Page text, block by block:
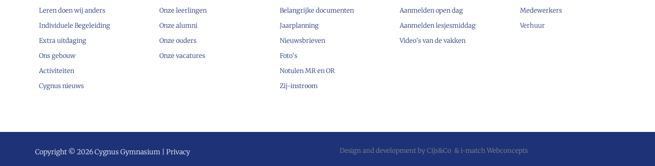
Leren doen wij anders
Individuele Begeleiding
Extra uitdaging
Ons gebouw
Activiteiten
Cygnus nieuws
Onze leerlingen
Onze alumni
Onze ouders
Onze vacatures
Belangrijke documenten
Jaarplanning
Nieuwsbrieven
Foto’s
Notulen MR en OR
Zij-instroom
Aanmelden open dag
Aanmelden lesjesmiddag
Video’s van de vakken
Medewerkers
Verhuur
Copyright © 2026 Cygnus Gymnasium | Privacy Design and development by Cijs&Co &i-match Webconcepts